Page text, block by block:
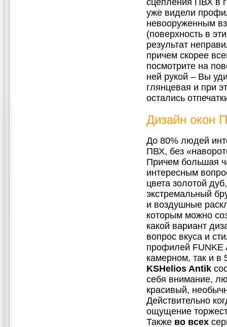
сцепления ПВХ в
уже видели
невооруженным
(поверхность в
результат
причем скорее
посмотрите на
ней рукой – Вы
глянцевая и при
остались
Дизайн окон
До 80% людей
ПВХ, без
Причем большая
интересным
цвета золотой
экстремальный
и воздушные
которым можно
какой вариант
вопрос вкуса и
профилей FUNKE
камерном, так и в
KSHelios Antik
себя внимание,
красивый,
Действительно
ощущение
Также во всех